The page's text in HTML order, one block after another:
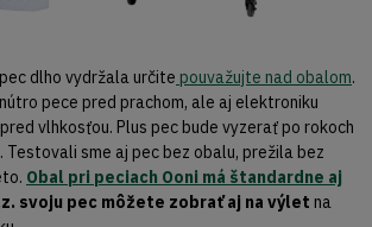
dlho vydržala určite pouvažujte nad obalom.
pece pred prachom, ale aj elektroniku
vlhkosťou. Plus pec bude vyzerať po rokoch
Testovali sme aj pec bez obalu, prežila bez
Obal pri peciach Ooni má štandardne aj
svoju pec môžete zobrať aj na výlet na